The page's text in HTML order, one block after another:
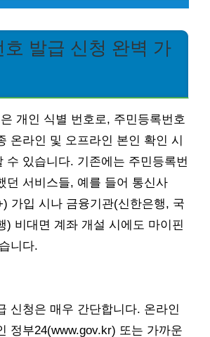
호 발급 신청 완벽 가
개인 식별 번호로, 주민등록번호
온라인 및 오프라인 본인 확인 시
수 있습니다. 기존에는 주민등록번
던 서비스들, 예를 들어 통신사
가입 시나 금융기관(신한은행, 국
) 비대면 계좌 개설 시에도 마이핀
니다.
신청은 매우 간단합니다. 온라인
정부24(www.gov.kr) 또는 가까운